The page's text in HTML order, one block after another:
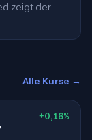
zeigt der
Alle Kurse →
+0,16%